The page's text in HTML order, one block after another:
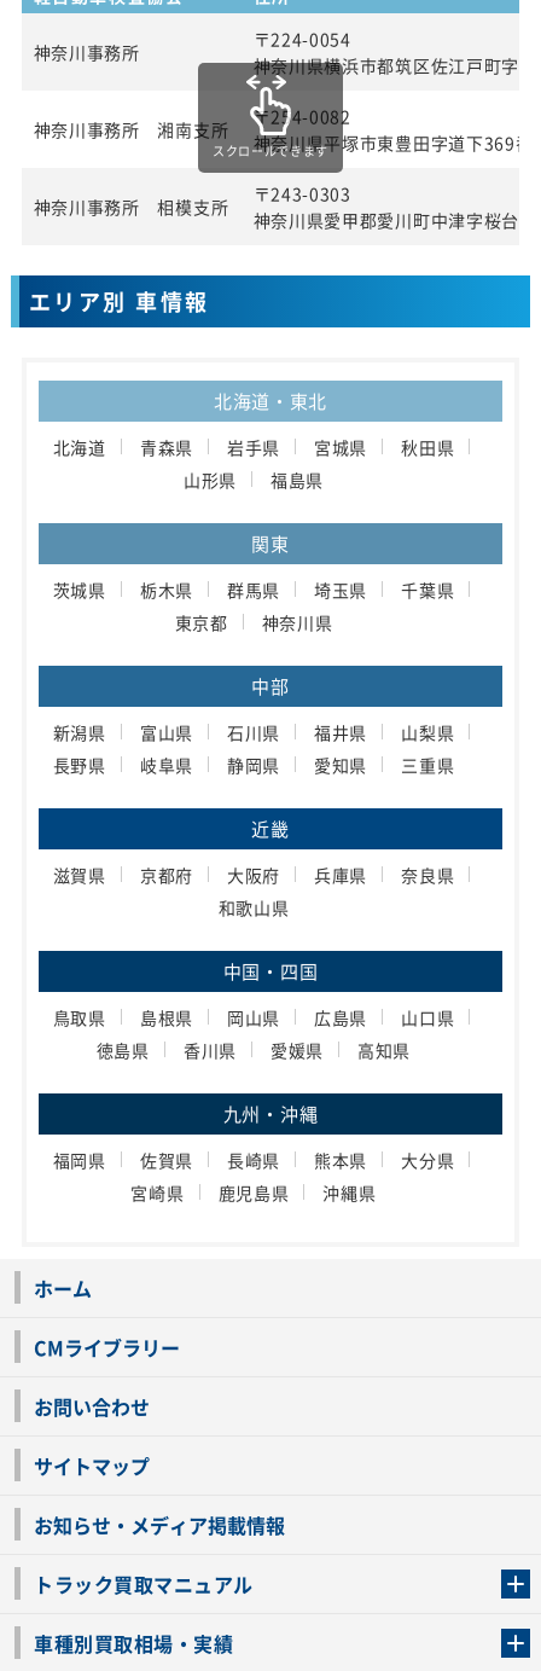
神奈川事務所
〒224-0054
神奈川県横浜市都筑区佐江戸町字
神奈川事務所 湘南支所
〒254-0082
神奈川県平塚市東豊田字道下369番
神奈川事務所 相模支所
〒243-0303
神奈川県愛甲郡愛川町中津字桜台
スクロールできます
エリア別 車情報
北海道・東北
北海道 青森県 岩手県 宮城県
秋田県
山形県
福島県
関東
茨城県 栃木県 群馬県 埼玉県
千葉県
東京都
神奈川県
中部
新潟県 富山県 石川県 福井県
山梨県
長野県
岐阜県 静岡県 愛知県 三重県
近畿
滋賀県 京都府 大阪府 兵庫県
奈良県
和歌山県
中国・四国
鳥取県 島根県 岡山県 広島県
山口県
徳島県
香川県 愛媛県 高知県
九州・沖縄
福岡県 佐賀県 長崎県 熊本県
大分県
宮崎県
鹿児島県 沖縄県
ホーム
CMライブラリー
お問い合わせ
サイトマップ
お知らせ・メディア掲載情報
トラック買取マニュアル
車種別買取相場・実績